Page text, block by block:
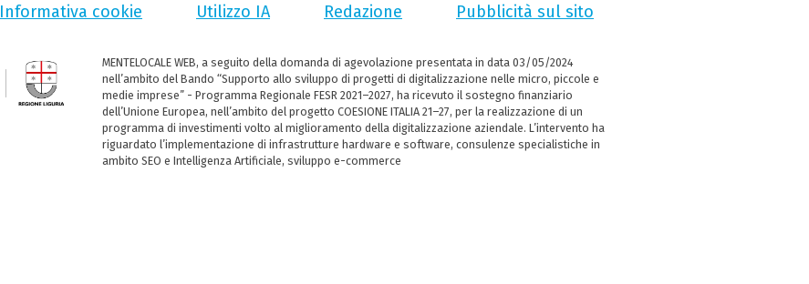
Informativa cookie Utilizzo IA Redazione Pubblicità sul sito
MENTELOCALE WEB, a seguito della domanda di agevolazione presentata in data 03/05/2024
nell’ambito del Bando “Supporto allo sviluppo di progetti di digitalizzazione nelle micro, piccole e
medie imprese” - Programma Regionale FESR 2021–2027, ha ricevuto il sostegno finanziario
dell’Unione Europea, nell’ambito del progetto COESIONE ITALIA 21–27, per la realizzazione di un
programma di investimenti volto al miglioramento della digitalizzazione aziendale. L’intervento ha
riguardato l’implementazione di infrastrutture hardware e software, consulenze specialistiche in
ambito SEO e Intelligenza Artificiale, sviluppo e-commerce